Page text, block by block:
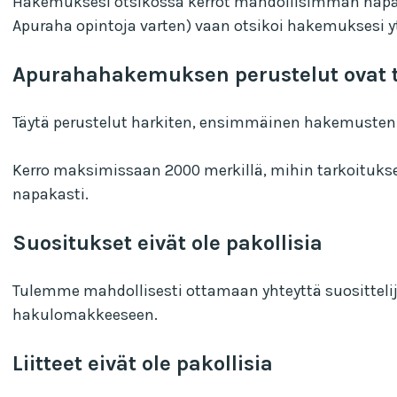
Apuraha opintoja varten) vaan otsikoi
Apurahahakemuksen perustelut ovat
Täytä perustelut harkiten, ensimmäinen
Kerro maksimissaan 2000 merkillä, mihin
napakasti.
Suositukset eivät ole pakollisia
Tulemme mahdollisesti ottamaan yhteyttä
hakulomakkeeseen.
Liitteet eivät ole pakollisia